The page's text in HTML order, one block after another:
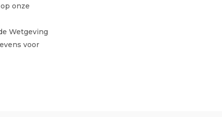
onze
Wetgeving
voor